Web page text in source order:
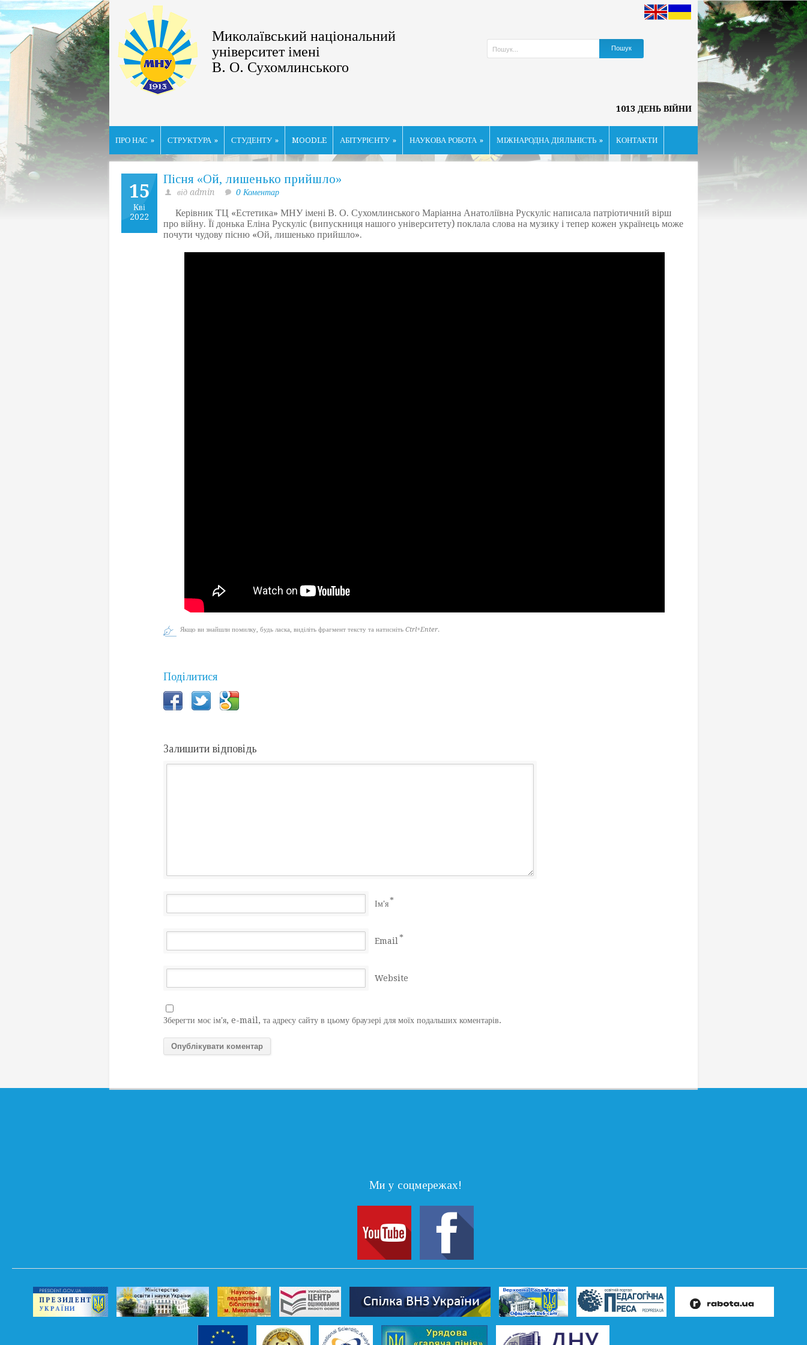
Миколаївський національний
університет імені
В. О. Сухомлинського
1013 ДЕНЬ ВІЙНИ
ПРО НАС » СТРУКТУРА » СТУДЕНТУ » MOODLE АБІТУРІЄНТУ » НАУКОВА РОБОТА » МІЖНАРОДНА ДІЯЛЬНІСТЬ » КОНТАКТИ
15
Кві
2022
Пісня «Ой, лишенько прийшло»
від admin 0 Коментар
Керівник ТЦ «Естетика» МНУ імені В. О. Сухомлинського Маріанна Анатоліївна Рускуліс написала патріотичний вірш
про війну. Її донька Еліна Рускуліс (випускниця нашого університету) поклала слова на музику і тепер кожен українець може
почути чудову пісню «Ой, лишенько прийшло».
Якщо ви знайшли помилку, будь ласка, виділіть фрагмент тексту та натисніть Ctrl+Enter.
Поділитися
Залишити відповідь
Ім'я*
Email *
Website
Зберегти моє ім'я, e-mail, та адресу сайту в цьому браузері для моїх подальших коментарів.
Ми у соцмережах!